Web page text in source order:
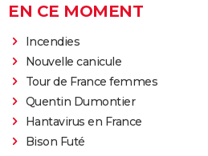
EN CE MOMENT
Incendies
Nouvelle canicule
Tour de France femmes
Quentin Dumontier
Hantavirus en France
Bison Futé